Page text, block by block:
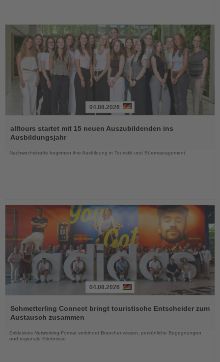
Sie
die
04.08.2026
alltours startet mit 15 neuen Auszubildenden ins
Ausbildungsjahr
Nachwuchskräfte beginnen ihre Ausbildung in Touristik und Büromanagement
Sie
die
04.08.2026
Schmetterling Connect bringt touristische Entscheider zum
Austausch zusammen
Exklusives Networking-Format verbindet Branchenwissen, persönliche Begegnungen
und regionale Erlebnisse